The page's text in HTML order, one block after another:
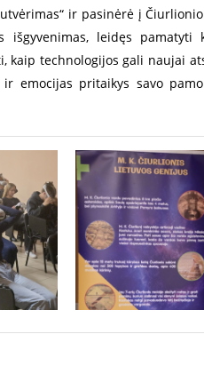
ir pasinėrė į
leidęs
kaip technologijos gali naujai
emocijas pritaikys savo